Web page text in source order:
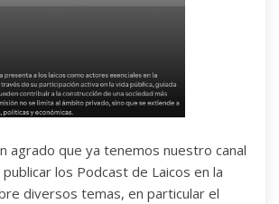
agrado que ya tenemos nuestro canal
los Podcast de Laicos en la
diversos temas, en particular el